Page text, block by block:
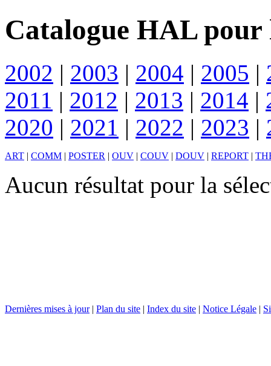
Catalogue HAL pour
2002 | 2003 | 2004 | 2005 |
2011 | 2012 | 2013 | 2014 |
2020 | 2021 | 2022 | 2023 |
ART | COMM | POSTER | OUV | COUV | DOUV | REPORT |
Aucun résultat pour la
Dernières mises à jour| Plan du site | Index du site | Notice Légale |